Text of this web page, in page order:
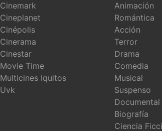
Cinemark
Cineplanet
Cinépolis
Cinerama
Cinestar
Movie Time
Multicines Iquitos
Uvk
Animación
Romántica
Acción
Terror
Drama
Comedia
Musical
Suspenso
Documental
Biografía
Ciencia